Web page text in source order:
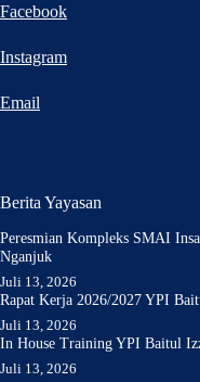
Facebook
Instagram
Email
Berita Yayasan
Peresmian Kompleks SMAI
Nganjuk
Juli 13, 2026
Rapat Kerja 2026/2027 YPI
Juli 13, 2026
In House Training YPI Baitul
Juli 13, 2026